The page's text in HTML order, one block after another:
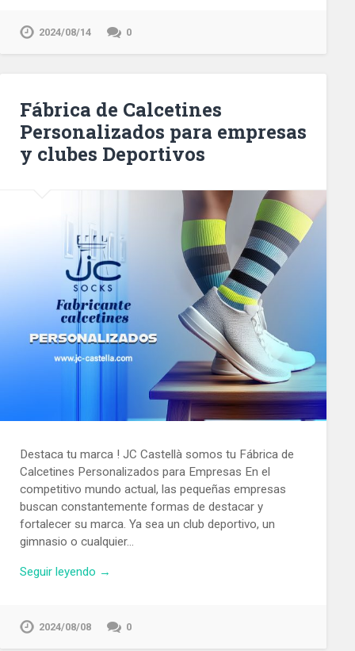
2024/08/14 0
Fábrica de Calcetines
Personalizados para empresas
y clubes Deportivos
Destaca tu marca ! JC Castellà somos tu Fábrica de
Calcetines Personalizados para Empresas En el
competitivo mundo actual, las pequeñas empresas
buscan constantemente formas de destacar y
fortalecer su marca. Ya sea un club deportivo, un
gimnasio o cualquier…
Seguir leyendo →
2024/08/08 0